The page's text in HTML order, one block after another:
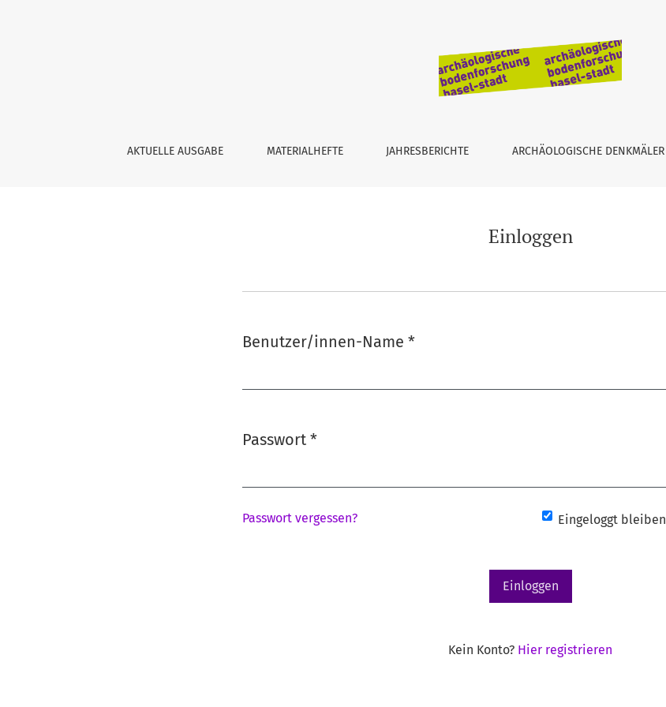
AKTUELLE AUSGABE MATERIALHEFTE JAHRESBERICHTE ARCHÄOLOGISCHE DENKMÄLER
Einloggen
Benutzer/innen-Name *
Passwort *
Passwort vergessen? Eingeloggt bleiben
Einloggen
Kein Konto? Hier registrieren